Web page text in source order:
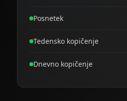
Posnetek
Tedensko kopičenje
Dnevno kopičenje